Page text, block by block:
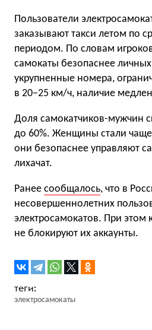
Пользователи
заказывают такси летом по
периодом. По словам
самокаты безопаснее
укрупненные номера,
в 20−25 км/ч, наличие
Доля самокатчиков-мужчин
до 60%. Женщины стали
они безопаснее управляют
лихачат.
Ранее сообщалось, что в
несовершеннолетних
электросамокатов. При этом
не блокируют их аккаунты.
электросамокаты